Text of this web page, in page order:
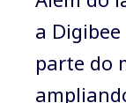
a
parte do